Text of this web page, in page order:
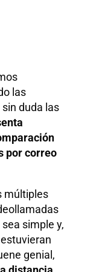
las
duda las
por correo
múltiples
simple y,
genial,